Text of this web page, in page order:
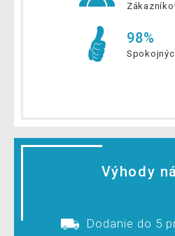
98%
Výhody
Dodanie do 5